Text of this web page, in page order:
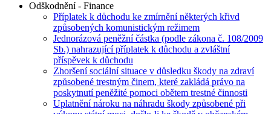
Odškodnění - Finance
Příplatek k důchodu ke zmírnění některých křivd
způsobených komunistickým režimem
Jednorázová peněžní částka (podle zákona č. 108/2009
Sb.) nahrazující příplatek k důchodu a zvláštní
příspěvek k důchodu
Zhoršení sociální situace v důsledku škody na zdraví
způsobené trestným činem, které zakládá právo na
poskytnutí peněžité pomoci obětem trestné činnosti
Uplatnění nároku na náhradu škody způsobené při